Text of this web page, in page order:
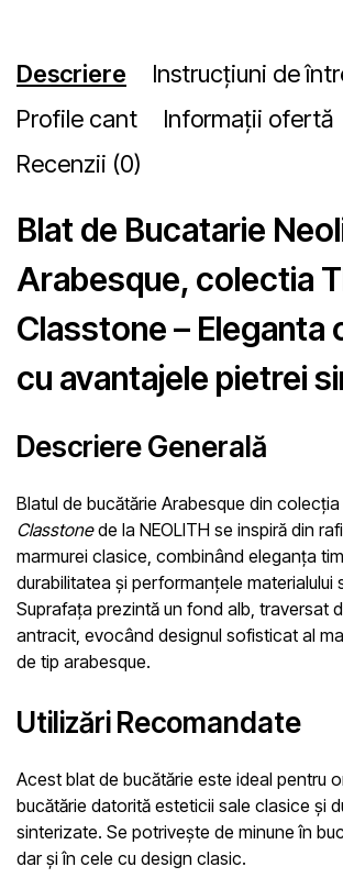
Descriere
Instrucțiuni de
Profile cant
Informații ofertă
Recenzii (0)
Blat de Bucatarie
Arabesque, colectia
Classtone – Eleganta
cu avantajele pietrei
Descriere Generală
Blatul de bucătărie Arabesque din colecția
Classtonede la NEOLITH se inspiră din
marmurei clasice, combinând eleganța
durabilitatea și performanțele materialului
Suprafața prezintă un fond alb, traversat
antracit, evocând designul sofisticat al
de tip arabesque.
Utilizări Recomandate
Acest blat de bucătărie este ideal pentru
bucătărie datorită esteticii sale clasice și
sinterizate. Se potrivește de minune în
dar și în cele cu design clasic.